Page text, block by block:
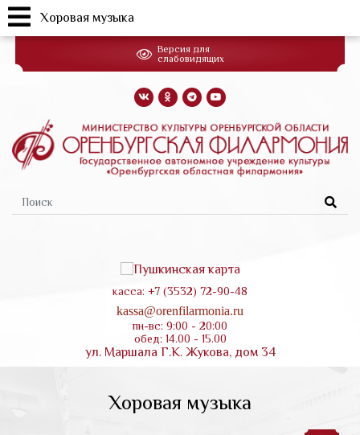
Перейти
основному
Форма
поиска
касса: +7 (3532) 72-90-48
kassa@orenfilarmonia.ru
пн-вс: 9:00 - 20:00
обед: 14.00 - 15.00
ул. Маршала Г.К. Жукова, дом 34
Версия для
слабовидящих
Хоровая музыка
Хоровая музыка